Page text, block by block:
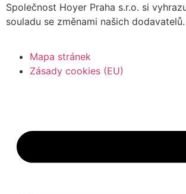
Společnost Hoyer Praha s.r.o. si
souladu se změnami našich dodavatelů.
Mapa stránek
Zásady cookies (EU)